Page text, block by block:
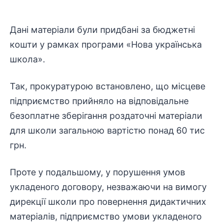
Дані матеріали були придбані за бюджетні
кошти у рамках програми «Нова українська
школа».
Так, прокуратурою встановлено, що місцеве
підприємство прийняло на відповідальне
безоплатне зберігання роздаточні матеріали
для школи загальною вартістю понад 60 тис
грн.
Проте у подальшому, у порушення умов
укладеного договору, незважаючи на вимогу
дирекції школи про повернення дидактичних
матеріалів, підприємство умови укладеного